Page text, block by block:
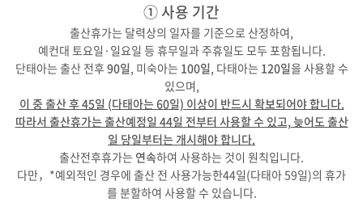
① 사용 기간
출산휴가는 달력상의 일자를 기준으로 산정하여,
예컨대 토요일·일요일 등 휴무일과 주휴일도 모두 포함됩니다.
단태아는 출산 전후 90일, 미숙아는 100일, 다태아는 120일을 사용할 수
있으며,
이 중 출산 후 45일 (다태아는 60일) 이상이 반드시 확보되어야 합니다.
따라서 출산휴가는 출산예정일 44일 전부터 사용할 수 있고, 늦어도 출산
일 당일부터는 개시해야 합니다.
출산전후휴가는 연속하여 사용하는 것이 원칙입니다.
다만，*예외적인 경우에 출산 전 사용가능한44일(다태아 59일)의 휴가
를 분할하여 사용할 수 있습니다.